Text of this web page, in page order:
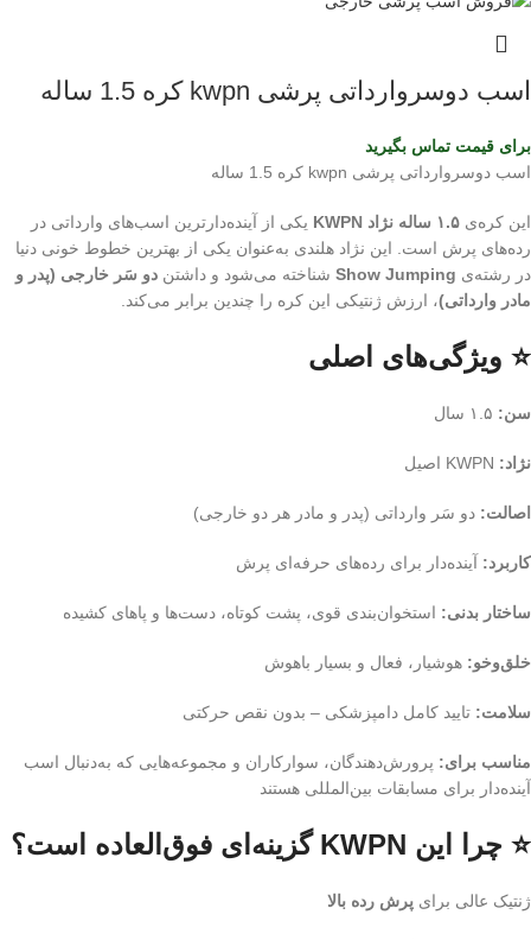
اسب دوسروارداتی پرشی kwpn کره 1.5 ساله
برای قیمت تماس بگیرید
اسب دوسروارداتی پرشی kwpn کره 1.5 ساله
این کره‌ی ۱.۵ ساله نژاد KWPN
یکی از آینده‌دارترین اسب‌های وارداتی در
رده‌های پرش است. این نژاد هلندی به‌عنوان یکی از بهترین خطوط خونی دنیا
در رشته‌ی Show Jumping شناخته می‌شود و داشتن دو سَر خارجی (پدر و
مادر وارداتی)، ارزش ژنتیکی این کره را چندین برابر می‌کند.
⭐ ویژگی‌های اصلی
سن:
نژاد:
اصالت: دو سَر وارداتی (پدر و مادر هر دو خارجی)
کاربرد: آینده‌دار برای رده‌های حرفه‌ای پرش
ساختار بدنی: استخوان‌بندی قوی، پشت کوتاه، دست‌ها و پاهای کشیده
خلق‌وخو: هوشیار، فعال و بسیار باهوش
سلامت: تایید کامل دامپزشکی – بدون نقص حرکتی
مناسب برای: پرورش‌دهندگان، سوارکاران و مجموعه‌هایی که به‌دنبال اسب
آینده‌دار برای مسابقات بین‌المللی هستند
⭐ چرا این KWPN گزینه‌ای فوق‌العاده است؟
ژنتیک عالی برای پرش رده بالا